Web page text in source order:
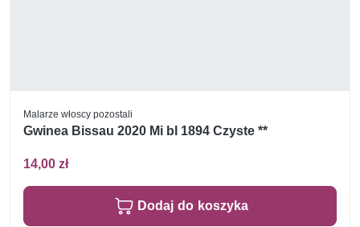
Malarze włoscy pozostali
Gwinea Bissau 2020 Mi bl 1894 Czyste **
14,00 zł
Dodaj do koszyka